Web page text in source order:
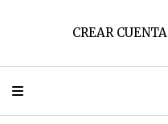
CREAR CUENTA